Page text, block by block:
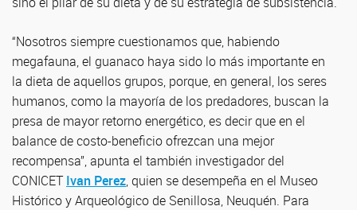
“Nosotros siempre cuestionamos que, habiendo
megafauna, el guanaco haya sido lo más importante en
la dieta de aquellos grupos, porque, en general, los seres
humanos, como la mayoría de los predadores, buscan la
presa de mayor retorno energético, es decir que en el
balance de costo-beneficio ofrezcan una mejor
recompensa”, apunta el también investigador del
CONICETIvan Perez, quien se desempeña en el Museo
Histórico y Arqueológico de Senillosa, Neuquén. Para